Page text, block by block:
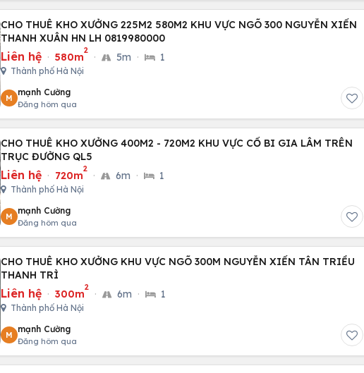
CHO THUÊ KHO XƯỞNG 225M2 580M2 KHU VỰC NGÕ 300 NGUYỄN XIỂN
THANH XUÂN HN LH 0819980000
Liên hệ · 580m
2
· 5m · 1
Thành phố Hà Nội
M
mạnh Cường
Đăng hôm qua
CHO THUÊ KHO XƯỞNG 400M2 - 720M2 KHU VỰC CỔ BI GIA LÂM TRÊN
TRỤC ĐƯỜNG QL5
Liên hệ · 720m
2
· 6m · 1
Thành phố Hà Nội
M
mạnh Cường
Đăng hôm qua
CHO THUÊ KHO XƯỞNG KHU VỰC NGÕ 300M NGUYỄN XIỂN TÂN TRIỀU
THANH TRÌ
Liên hệ · 300m
2
· 6m · 1
Thành phố Hà Nội
M
mạnh Cường
Đăng hôm qua